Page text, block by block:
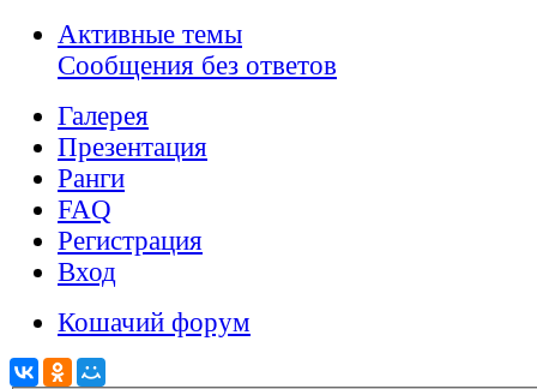
Активные темы
Сообщения без ответов
Галерея
Презентация
Ранги
FAQ
Регистрация
Вход
Кошачий форум